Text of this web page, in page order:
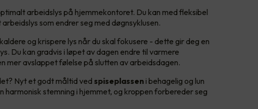
arbeidslys på hjemmekontoret. Du kan med fleksibel
som endrer seg med døgnsyklusen.
og krispere lys når du skal fokusere - dette gir deg en
Du kan gradvis i løpet av dagen endre til varmere
mer avslappet følelse på slutten av arbeidsdagen.
Nyt et godt måltid ved spiseplassen i behagelig og lun
harmonisk stemning i hjemmet, og kroppen forbereder seg